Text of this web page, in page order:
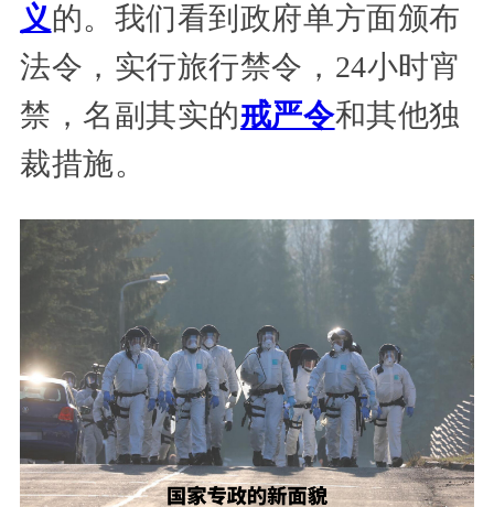
义的。我们看到政府单方面颁布
法令，实行旅行禁令，24小时宵
禁，名副其实的戒严令和其他独
裁措施。